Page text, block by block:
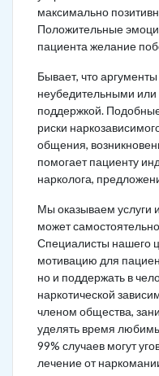
максимально
Положительные
пациента желание
Бывает, что аргументы
неубедительными или
поддержкой.
риски
общения,
помогает пациенту
нарколога,
Мы оказываем услуги
может
Специалисты нашего
мотивацию для
но и поддержать в
наркотической
членом общества,
уделять время
99% случаев могут
лечение от